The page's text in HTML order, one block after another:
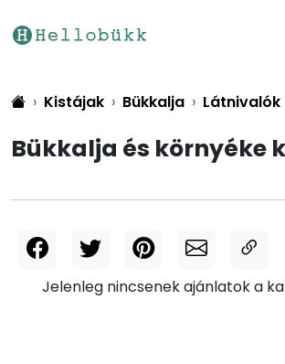
Kistájak Bükkalja Látnivalók
Bükkalja és környéke
Jelenleg nincsenek ajánlatok a